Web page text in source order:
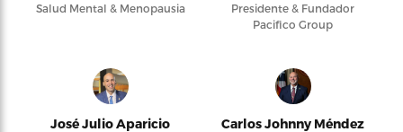
Salud Mental & Menopausia
Presidente & Fundador
Pacifico Group
José Julio Aparicio Carlos Johnny Méndez